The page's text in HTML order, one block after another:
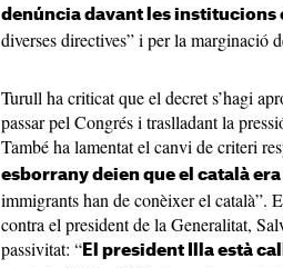
denúncia davant les institucions
diverses directives” i per la marginació
Turull ha criticat que el decret s’hagi
passar pel Congrés i traslladant la
També ha lamentat el canvi de criteri
esborrany deien que el català
immigrants han de conèixer el català”.
contra el president de la Generalitat,
passivitat: “ El president Illa està